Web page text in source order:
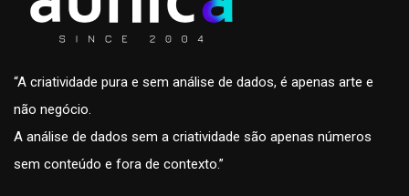
“A criatividade pura e sem análise de dados, é apenas arte e
não negócio.
A análise de dados sem a criatividade são apenas números
sem conteúdo e fora de contexto.”